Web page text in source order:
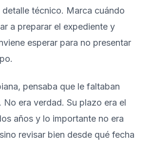
detalle técnico. Marca cuándo
a preparar el expediente y
esperar para no presentar
pensaba que le faltaban
No era verdad. Su plazo era el
años y lo importante no era
revisar bien desde qué fecha